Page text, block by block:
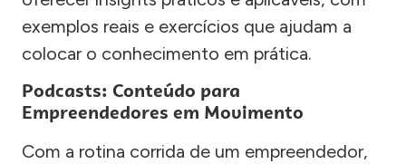
exemplos reais e exercícios que ajudam a
colocar o conhecimento em prática.
Podcasts: Conteúdo para
Empreendedores em Movimento
Com a rotina corrida de um empreendedor,